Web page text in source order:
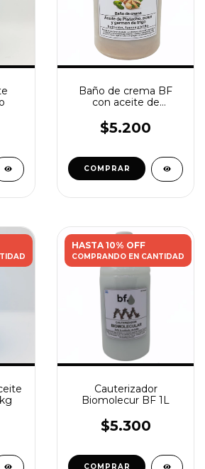
Baño de crema BF
con aceite de
germen de trigo
$5.200
HASTA 10% OFF
COMPRANDO EN CANTIDAD
Cauterizador
Biomolecur BF 1L
$5.300